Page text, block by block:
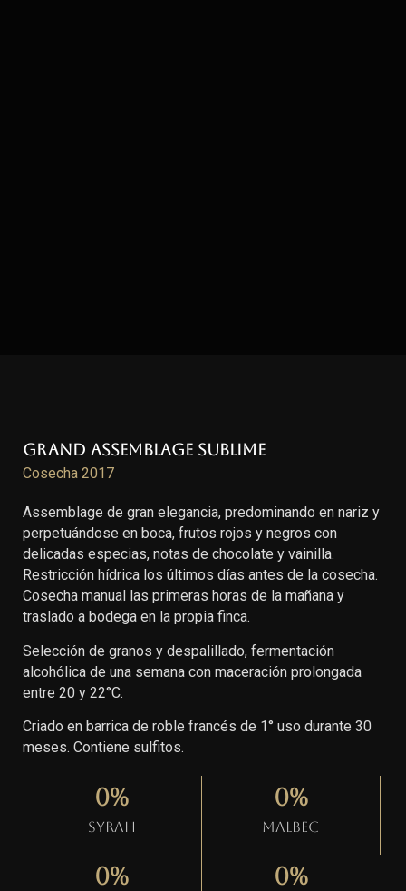
Grand Assemblage Sublime
Cosecha 2017
Assemblage de gran elegancia, predominando en nariz y
perpetuándose en boca, frutos rojos y negros con
delicadas especias, notas de chocolate y vainilla.
Restricción hídrica los últimos días antes de la cosecha.
Cosecha manual las primeras horas de la mañana y
traslado a bodega en la propia finca.
Selección de granos y despalillado, fermentación
alcohólica de una semana con maceración prolongada
entre 20 y 22°C.
Criado en barrica de roble francés de 1° uso durante 30
meses. Contiene sulfitos.
Syrah
0%
Malbec
0%
0% 0%